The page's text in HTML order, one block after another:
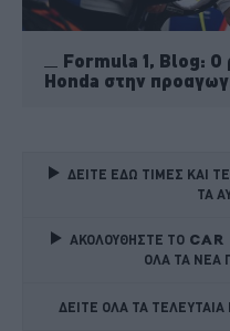
Formula 1, Blog: Ο
Honda στην
ΔΕΙΤΕ ΕΔΩ ΤΙΜΕΣ ΚΑΙ
ΤΑ
ΑΚΟΛΟΥΘΗΣΤΕ ΤΟ
ΟΛΑ ΤΑ ΝΕΑ
ΔΕΙΤΕ ΟΛΑ ΤΑ